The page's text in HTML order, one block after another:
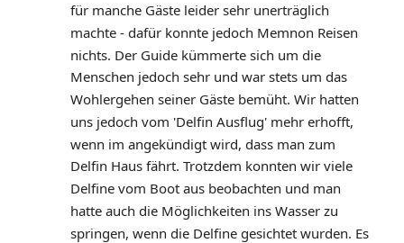
für manche Gäste leider sehr unerträglich
machte - dafür konnte jedoch Memnon Reisen
nichts. Der Guide kümmerte sich um die
Menschen jedoch sehr und war stets um das
Wohlergehen seiner Gäste bemüht. Wir hatten
uns jedoch vom 'Delfin Ausflug' mehr erhofft,
wenn im angekündigt wird, dass man zum
Delfin Haus fährt. Trotzdem konnten wir viele
Delfine vom Boot aus beobachten und man
hatte auch die Möglichkeiten ins Wasser zu
springen, wenn die Delfine gesichtet wurden. Es